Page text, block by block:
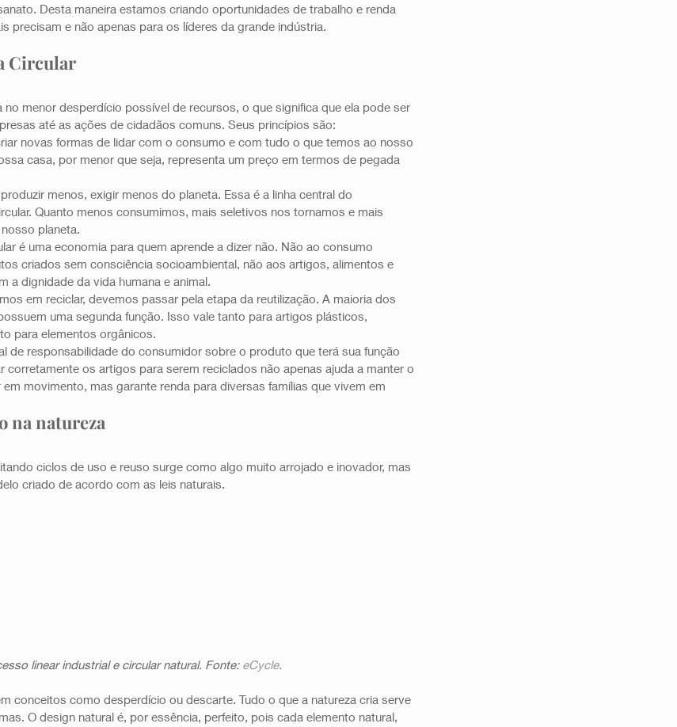
Desta maneira estamos criando oportunidades de trabalho e renda
precisam e não apenas para os líderes da grande indústria.
Circular
no menor desperdício possível de recursos, o que significa que ela pode ser
até as ações de cidadãos comuns. Seus princípios são:
novas formas de lidar com o consumo e com tudo o que temos ao nosso
casa, por menor que seja, representa um preço em termos de pegada
menos, exigir menos do planeta. Essa é a linha central do
Quanto menos consumimos, mais seletivos nos tornamos e mais
planeta.
é uma economia para quem aprende a dizer não. Não ao consumo
criados sem consciência socioambiental, não aos artigos, alimentos e
a dignidade da vida humana e animal.
em reciclar, devemos passar pela etapa da reutilização. A maioria dos
uma segunda função. Isso vale tanto para artigos plásticos,
para elementos orgânicos.
de responsabilidade do consumidor sobre o produto que terá sua função
corretamente os artigos para serem reciclados não apenas ajuda a manter o
movimento, mas garante renda para diversas famílias que vivem em
na natureza
ciclos de uso e reuso surge como algo muito arrojado e inovador, mas
criado de acordo com as leis naturais.
linear industrial e circular natural. Fonte: eCycle.
conceitos como desperdício ou descarte. Tudo o que a natureza cria serve
O design natural é, por essência, perfeito, pois cada elemento natural,